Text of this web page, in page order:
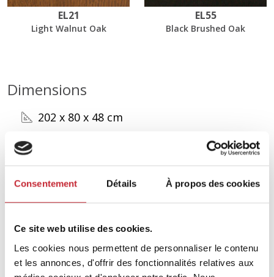
Consentement Détails À propos des cookies
Ce site web utilise des cookies.
Les cookies nous permettent de personnaliser le contenu
et les annonces, d'offrir des fonctionnalités relatives aux
EL21
Light Walnut Oak
EL55
Black Brushed Oak
Dimensions
202 x 80 x 48 cm
Trouvez votre revendeur le
plus proche dans notre
réseau.
Trouvez votre revendeur